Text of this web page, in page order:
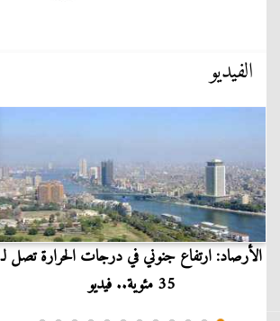
الفيديو
الأرصاد: ارتفاع جنوني في درجات الحرارة تصل لـ
35 مئوية.. فيديو